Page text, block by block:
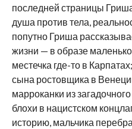
последней страницы
душа против тела,
попутно Гриша
жизни — в образе
местечка где-то в
сына ростовщика в
марроканки из
блохи в нацистском
историю, мальчика